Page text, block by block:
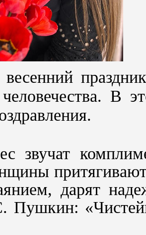
В
звучат
дарят
Пушкин: